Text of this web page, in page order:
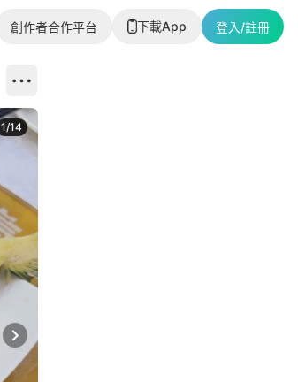
創作者合作平台 下載App 登入/註冊
Next slide
1/14